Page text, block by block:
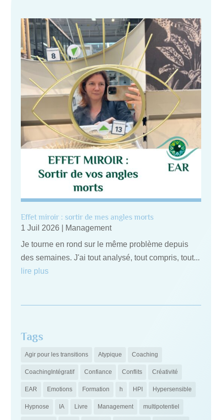
Effet miroir : sortir de mes angles morts
1 Juil 2026
Management
Je tourne en rond sur le même problème depuis
des semaines. J'ai tout analysé, tout compris, tout...
lire plus
Tags
Agir pour les transitions Atypique Coaching
CoachingIntégratif Confiance Conflits Créativité
EAR Emotions Formation h HPI Hypersensible
Hypnose IA Livre Management multipotentiel